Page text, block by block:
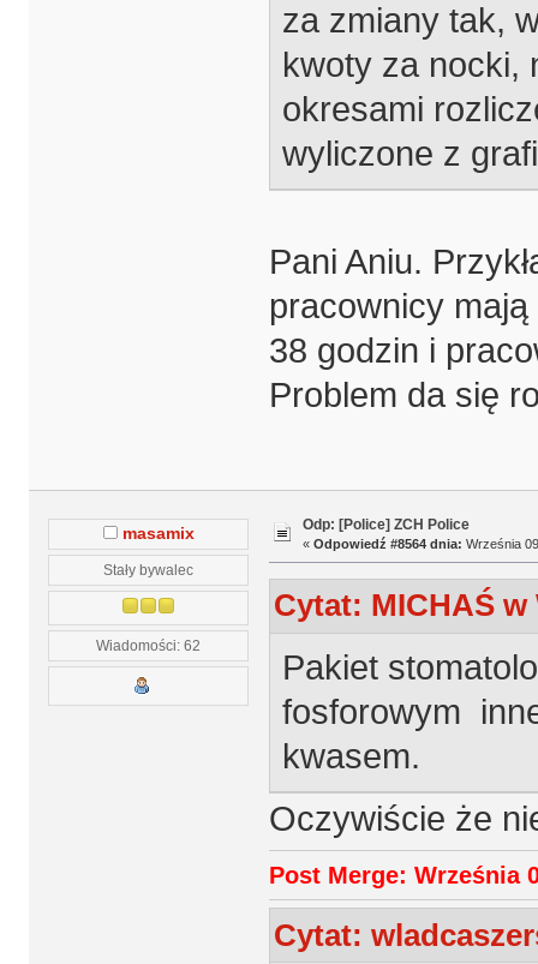
za zmiany tak,
kwoty za nocki,
okresami
wyliczone z
Pani Aniu.
pracownicy
38 godzin i
Problem da się
masamix
Stały bywalec
Wiadomości: 62
Odp: [Police] ZCH Police
« Odpowiedź #8564 dnia: Września
Cytat: MICHAŚ w
Pakiet
fosforowym
kwasem.
Oczywiście że
Post Merge: Września
Cytat: